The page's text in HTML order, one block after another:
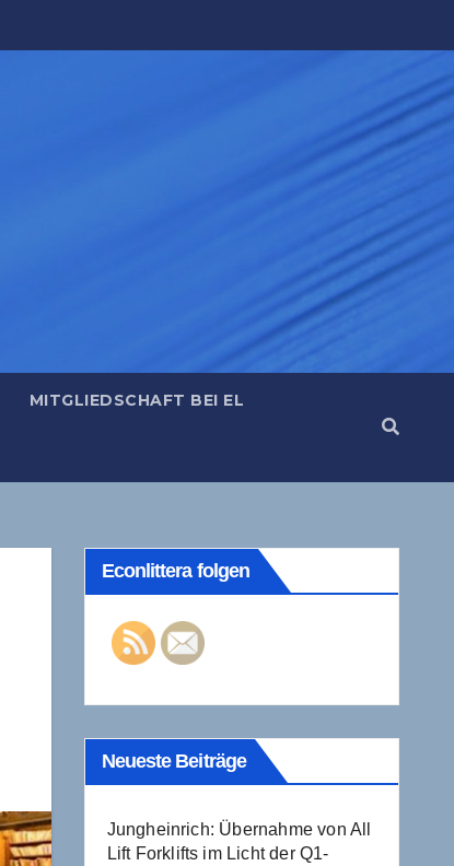
MITGLIEDSCHAFT BEI EL
Econlittera folgen
Neueste Beiträge
Jungheinrich: Übernahme von All
Lift Forklifts im Licht der Q1-